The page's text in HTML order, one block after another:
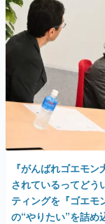
『がんばれゴエモ
されているってどう
ティングを『ゴエ
の“やりたい”を詰